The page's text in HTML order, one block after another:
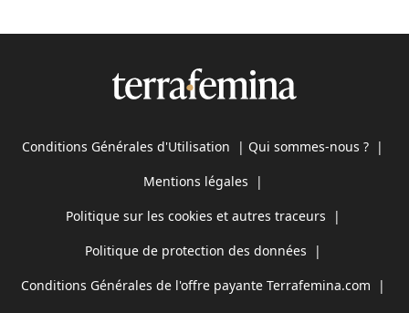
Conditions Générales d'Utilisation | Qui sommes-nous ? |
Mentions légales |
Politique sur les cookies et autres traceurs |
Politique de protection des données |
Conditions Générales de l'offre payante Terrafemina.com |